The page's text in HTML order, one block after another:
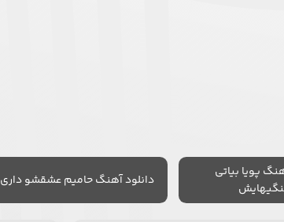
پویا بیاتی
دانلود آهنگ حامیم عشقشو داری